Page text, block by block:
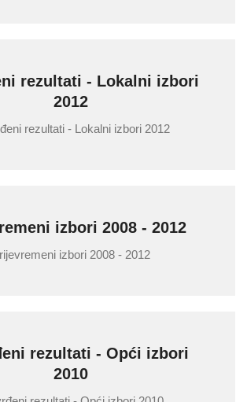
rezultati - Lokalni izbori
2012
rezultati - Lokalni izbori 2012
izbori 2008 - 2012
izbori 2008 - 2012
rezultati - Opći izbori
2010